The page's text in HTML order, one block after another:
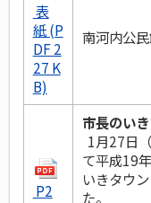
表
紙 (P
DF 2
27 K
B)
南河内公
P2
市長のい
1月27日
て平成19
いきタウ
た。